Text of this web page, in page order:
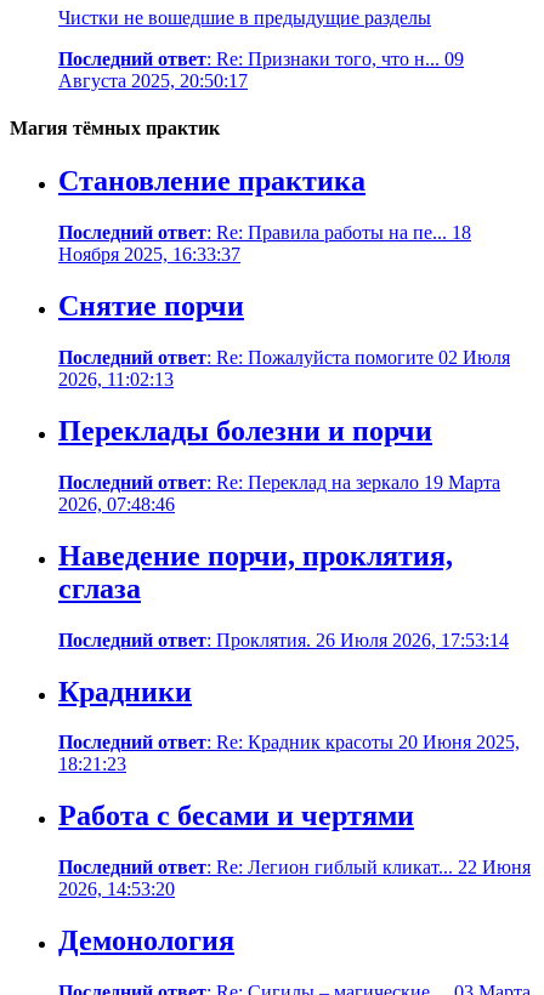
Чистки не вошедшие в предыдущие разделы
Последний ответ: Re: Признаки того, что н... 09
Августа 2025, 20:50:17
Магия тёмных практик
Становление практика
Последний ответ: Re: Правила работы на пе... 18
Ноября 2025, 16:33:37
Снятие порчи
Последний ответ: Re: Пожалуйста помогите 02 Июля
2026, 11:02:13
Переклады болезни и порчи
Последний ответ: Re: Переклад на зеркало 19 Марта
2026, 07:48:46
Наведение порчи, проклятия,
сглаза
Последний ответ: Проклятия. 26 Июля 2026, 17:53:14
Крадники
Последний ответ: Re: Крадник красоты 20 Июня 2025,
18:21:23
Работа с бесами и чертями
Последний ответ: Re: Легион гиблый кликат... 22 Июня
2026, 14:53:20
Демонология